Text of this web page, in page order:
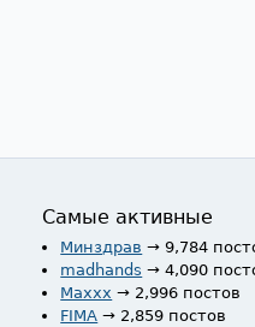
Самые активные
Минздрав → 9,784
madhands → 4,090
Maxxx → 2,996 постов
FIMA → 2,859 постов